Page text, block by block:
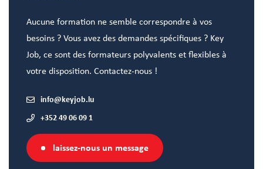
Aucune formation ne semble correspondre à vos
besoins ? Vous avez des demandes spécifiques ? Key
Job, ce sont des formateurs polyvalents et flexibles à
votre disposition. Contactez-nous !
info@keyjob.lu
+352 49 06 09 1
laissez-nous un message